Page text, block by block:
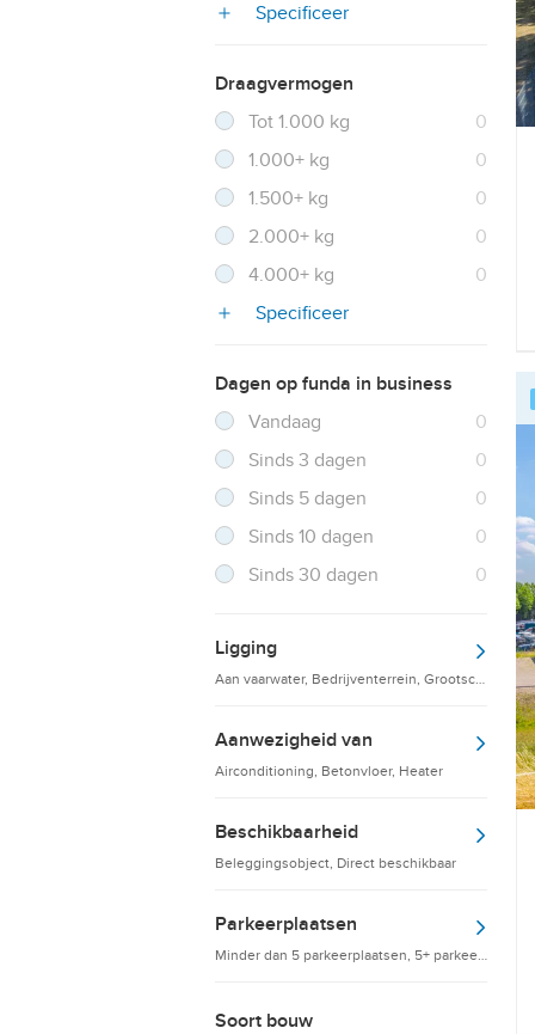
Specificeer
Draagvermogen
Filter verwijderen
Tot 1.000 kg 0
1.000+ kg
0
1.500+ kg
0
2.000+ kg
0
4.000+ kg
0
Specificeer
Dagen op funda in business
Filter verwijderen
Vandaag 0
Sinds 3 dagen
0
Sinds 5 dagen
0
Sinds 10 dagen
0
Sinds 30 dagen
0
Ligging
Aan vaarwater, Bedrijventerrein, Grootschalige
Aanwezigheid van
Airconditioning, Betonvloer, Heater
Beschikbaarheid
Beleggingsobject, Direct beschikbaar
Parkeerplaatsen
Minder dan 5 parkeerplaatsen, 5+
Soort bouw